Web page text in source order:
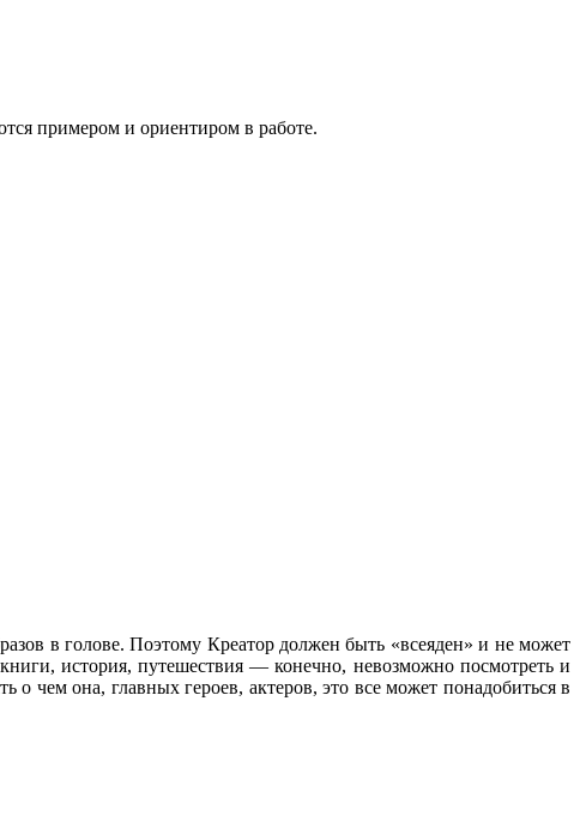
примером и ориентиром в работе.
в голове. Поэтому Креатор должен быть «всеяден» и не может
история, путешествия — конечно, невозможно посмотреть и
чем она, главных героев, актеров, это все может понадобиться в